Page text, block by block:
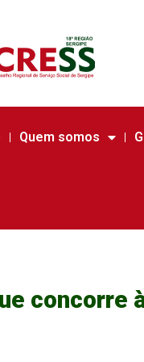
Quem somos
concorre